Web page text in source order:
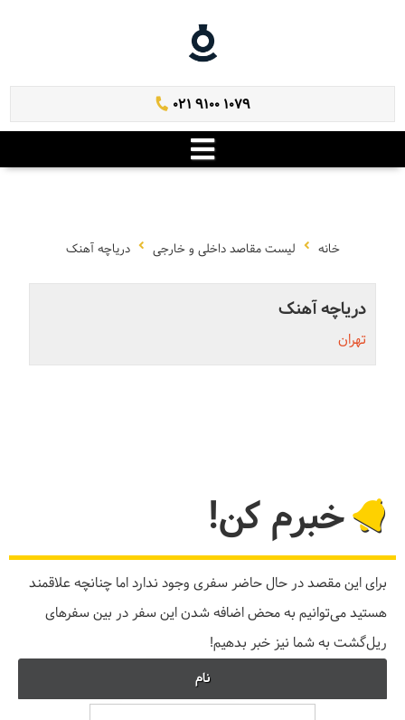
021 9100 1079
خانه لیست مقاصد داخلی و خارجی دریاچه آهنک
دریاچه آهنک
تهران
خبرم کن!
برای این مقصد در حال حاضر سفری وجود ندارد اما چنانچه علاقمند
هستید می‌توانیم به محض اضافه شدن این سفر در بین سفرهای
ریل‌گشت به شما نیز خبر بدهیم!
نام